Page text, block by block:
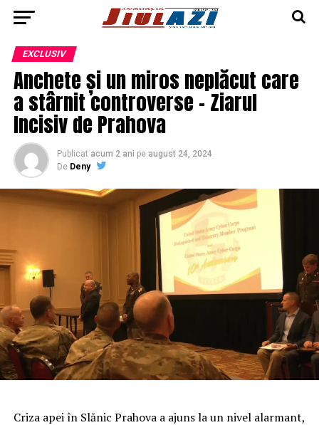
EXCLUSIV
Anchete și un miros neplăcut care
a stârnit controverse – Ziarul
Incisiv de Prahova
Publicat acum 2 ani pe august 24, 2024
De Deny
Criza apei în Slănic Prahova a ajuns la un nivel alarmant,